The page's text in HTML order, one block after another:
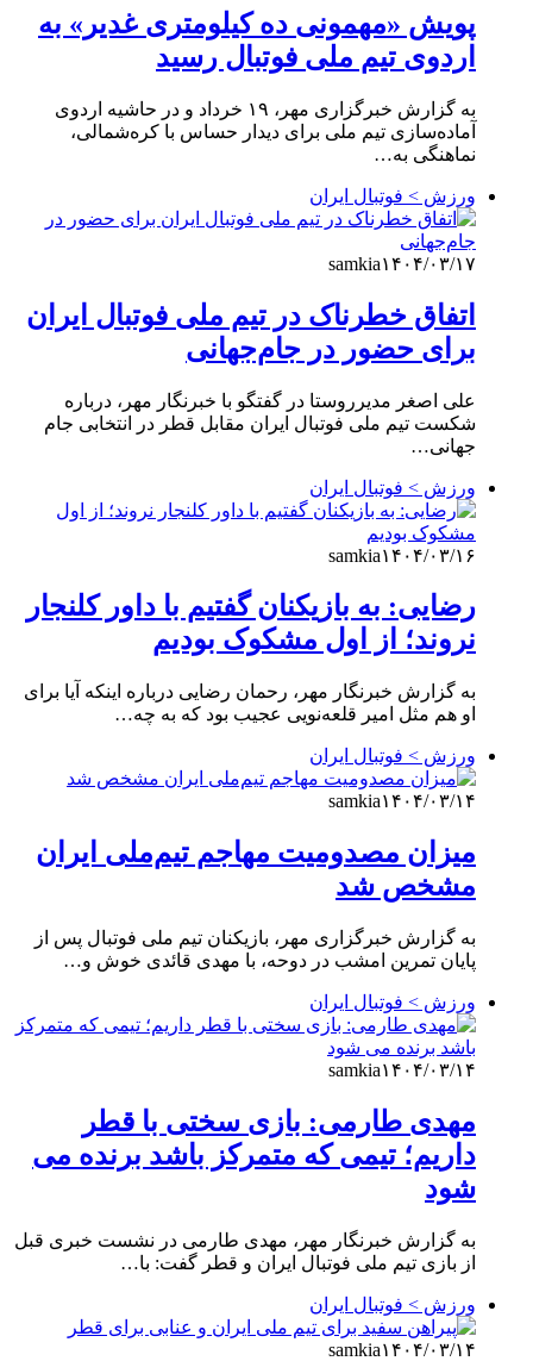
پویش «مهمونی ده کیلومتری غدیر» به
اردوی تیم ملی فوتبال رسید
به گزارش خبرگزاری مهر، ۱۹ خرداد و در حاشیه اردوی
آماده‌سازی تیم ملی برای دیدار حساس با کره‌شمالی،
نماهنگی به…
ورزش > فوتبال ایران
samkia۱۴۰۴/۰۳/۱۷
اتفاق خطرناک در تیم ملی فوتبال ایران
برای حضور در جام‌جهانی
علی اصغر مدیرروستا در گفتگو با خبرنگار مهر، درباره
شکست تیم ملی فوتبال ایران مقابل قطر در انتخابی جام
جهانی…
ورزش > فوتبال ایران
samkia۱۴۰۴/۰۳/۱۶
رضایی: به بازیکنان گفتیم با داور کلنجار
نروند؛ از اول مشکوک بودیم
به گزارش خبرنگار مهر، رحمان رضایی درباره اینکه آیا برای
او هم مثل امیر قلعه‌نویی عجیب بود که به چه…
ورزش > فوتبال ایران
samkia۱۴۰۴/۰۳/۱۴
میزان مصدومیت مهاجم تیم‌ملی ایران
مشخص شد
به گزارش خبرگزاری مهر، بازیکنان تیم ملی فوتبال پس از
پایان تمرین امشب در دوحه، با مهدی قائدی خوش و…
ورزش > فوتبال ایران
samkia۱۴۰۴/۰۳/۱۴
مهدی طارمی: بازی سختی با قطر
داریم؛ تیمی که متمرکز باشد برنده می
شود
به گزارش خبرنگار مهر، مهدی طارمی در نشست خبری قبل
از بازی تیم ملی فوتبال ایران و قطر گفت: با…
ورزش > فوتبال ایران
samkia۱۴۰۴/۰۳/۱۴